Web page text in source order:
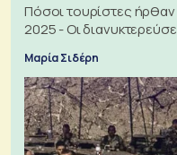
Πόσοι τουρίστες
2025 - Οι
Μαρία Σιδέρη